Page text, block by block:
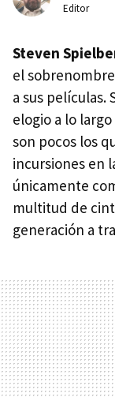
Editor
Steven
el
a sus películas.
elogio a lo
son pocos los
incursiones en
únicamente
multitud de
generación a